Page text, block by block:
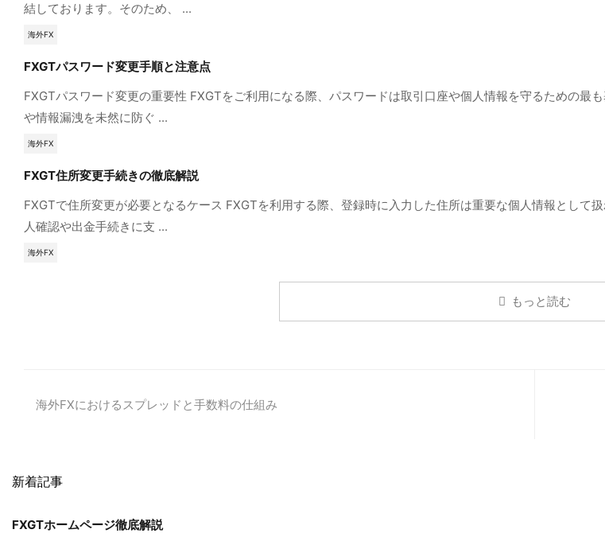
結しております。そのため、 ...
海外FX
FXGTパスワード変更手順と注意点
FXGTパスワード変更の重要性 FXGTをご利用になる際、パスワードは取引口座や個人情報を守るための最
や情報漏洩を未然に防ぐ ...
海外FX
FXGT住所変更手続きの徹底解説
FXGTで住所変更が必要となるケース FXGTを利用する際、登録時に入力した住所は重要な個人情報として
人確認や出金手続きに支 ...
海外FX
もっと読む
海外FXにおけるスプレッドと手数料の仕組み
新着記事
FXGTホームページ徹底解説